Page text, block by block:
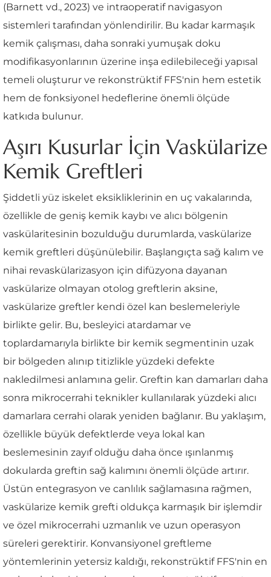
(Barnett vd., 2023) ve intraoperatif navigasyon
sistemleri tarafından yönlendirilir. Bu kadar karmaşık
kemik çalışması, daha sonraki yumuşak doku
modifikasyonlarının üzerine inşa edilebileceği yapısal
temeli oluşturur ve rekonstrüktif FFS'nin hem estetik
hem de fonksiyonel hedeflerine önemli ölçüde
katkıda bulunur.
Aşırı Kusurlar İçin Vaskülarize
Kemik Greftleri
Şiddetli yüz iskelet eksikliklerinin en uç vakalarında,
özellikle de geniş kemik kaybı ve alıcı bölgenin
vaskülaritesinin bozulduğu durumlarda, vaskülarize
kemik greftleri düşünülebilir. Başlangıçta sağ kalım ve
nihai revaskülarizasyon için difüzyona dayanan
vaskülarize olmayan otolog greftlerin aksine,
vaskülarize greftler kendi özel kan beslemeleriyle
birlikte gelir. Bu, besleyici atardamar ve
toplardamarıyla birlikte bir kemik segmentinin uzak
bir bölgeden alınıp titizlikle yüzdeki defekte
nakledilmesi anlamına gelir. Greftin kan damarları daha
sonra mikrocerrahi teknikler kullanılarak yüzdeki alıcı
damarlara cerrahi olarak yeniden bağlanır. Bu yaklaşım,
özellikle büyük defektlerde veya lokal kan
beslemesinin zayıf olduğu daha önce ışınlanmış
dokularda greftin sağ kalımını önemli ölçüde artırır.
Üstün entegrasyon ve canlılık sağlamasına rağmen,
vaskülarize kemik grefti oldukça karmaşık bir işlemdir
ve özel mikrocerrahi uzmanlık ve uzun operasyon
süreleri gerektirir. Konvansiyonel greftleme
yöntemlerinin yetersiz kaldığı, rekonstrüktif FFS'nin en